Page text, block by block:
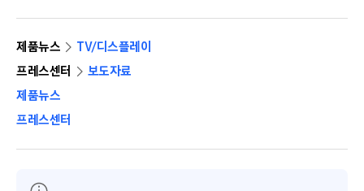
제품뉴스
TV/디스플레이
프레스센터
보도자료
제품뉴스
프레스센터